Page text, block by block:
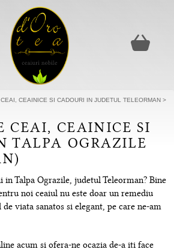
CEAINICE SI CADOURI IN JUDETUL TELEORMAN >
CEAI, CEAINICE SI
TALPA OGRAZILE
in Talpa Ograzile, judetul Teleorman? Bine
noi ceaiul nu este doar un remediu
viata sanatos si elegant, pe care ne-am
acum si ofera-ne ocazia de-a iti face